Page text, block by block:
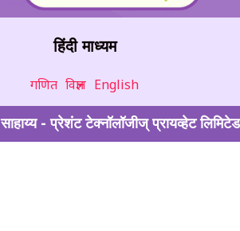
हिंदी माध्यम
गणित विज्ञान English
साहाय्य - प्रेशंट टेक्नॉलॉजीज् प्रायव्हेट लिमिटेड